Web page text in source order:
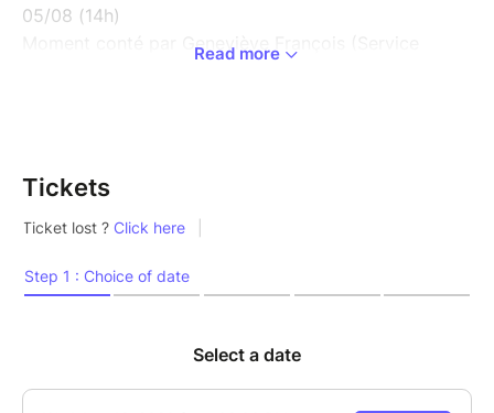
05/08 (14h)
Moment conté par Geneviève François (Service
Education Permanente et Jeunesse de la Province de
19/08 (14h)
Permanente et Jeunesse de la Province de Hainaut)
- séances réservées aux enfants (jusqu'à 12 ans) et à
Read more
Tickets